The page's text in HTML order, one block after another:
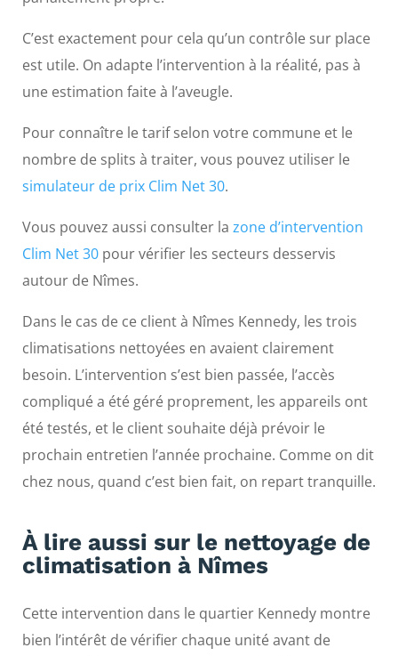
C’est exactement pour cela qu’un contrôle sur place
est utile. On adapte l’intervention à la réalité, pas à
une estimation faite à l’aveugle.
Pour connaître le tarif selon votre commune et le
nombre de splits à traiter, vous pouvez utiliser le
simulateur de prix Clim Net 30.
Vous pouvez aussi consulter la zone d’intervention
Clim Net 30 pour vérifier les secteurs desservis
autour de Nîmes.
Dans le cas de ce client à Nîmes Kennedy, les trois
climatisations nettoyées en avaient clairement
besoin. L’intervention s’est bien passée, l’accès
compliqué a été géré proprement, les appareils ont
été testés, et le client souhaite déjà prévoir le
prochain entretien l’année prochaine. Comme on dit
chez nous, quand c’est bien fait, on repart tranquille.
À lire aussi sur le nettoyage de
climatisation à Nîmes
Cette intervention dans le quartier Kennedy montre
bien l’intérêt de vérifier chaque unité avant de